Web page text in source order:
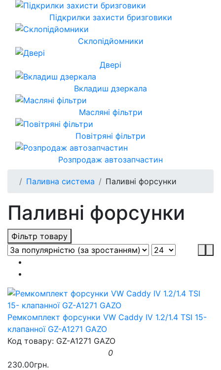
Підкрилки захисти бризговики
Склопідйомники
Двері
Вкладиш дзеркала
Масляні фільтри
Повітряні фільтри
Розпродаж автозапчастин
Паливна система Паливні форсунки
Паливні форсунки
Фільтр товару
Ремкомплект форсунки VW Caddy IV 1.2/1.4 TSI 15-
клапанної GZ-A1271 GAZO
Код товару: GZ-A1271 GAZO
0
230.00грн.